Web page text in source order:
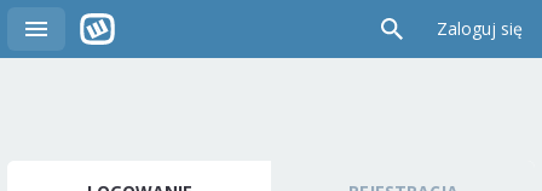
Zaloguj się